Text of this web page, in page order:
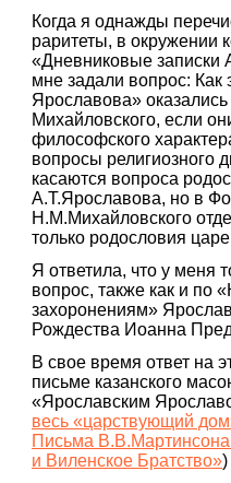
Когда я однажды
раритеты, в окружении
«Дневниковые записки
мне задали вопрос: Как
Ярославова»
Михайловского, если
философского
вопросы религиозного
касаются вопроса
А.Т.Ярославова, но в
Н.М.Михайловского
только родословия
Я ответила, что у меня
вопрос, также как и по
захоронениям»
Рождества Иоанна
В свое время ответ на
письме казанского
«Ярославским
весь «царствующий
Письма
и Виленское Братство»)